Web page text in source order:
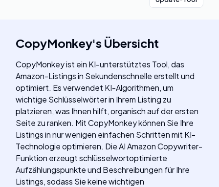
CopyMonkey's Übersicht
CopyMonkey ist ein KI-unterstütztes Tool, das
Amazon-Listings in Sekundenschnelle erstellt und
optimiert. Es verwendet KI-Algorithmen, um
wichtige Schlüsselwörter in Ihrem Listing zu
platzieren, was Ihnen hilft, organisch auf der ersten
Seite zu ranken. Mit CopyMonkey können Sie Ihre
Listings in nur wenigen einfachen Schritten mit KI-
Technologie optimieren. Die AI Amazon Copywriter-
Funktion erzeugt schlüsselwortoptimierte
Aufzählungspunkte und Beschreibungen für Ihre
Listings, sodass Sie keine wichtigen